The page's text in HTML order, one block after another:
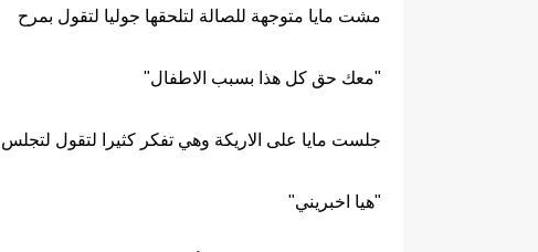
مشت مايا متوجهة للصالة لتلحقها جوليا لتقول بمرح
"معك حق كل هذا بسبب الاطفال"
جلست مايا على الاريكة وهي تفكر كثيرا لتقول لتجلس
"هيا اخبريني"